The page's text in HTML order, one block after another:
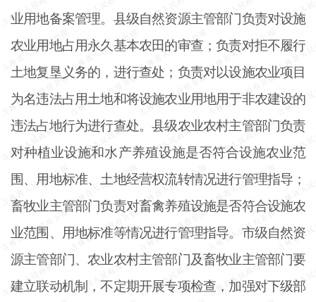
业用地备案管理。县级自然资源主管部门负责对设施
农业用地占用永久基本农田的审查；负责对拒不履行
土地复垦义务的，进行查处；负责对以设施农业项目
为名违法占用土地和将设施农业用地用于非农建设的
违法占地行为进行查处。县级农业农村主管部门负责
对种植业设施和水产养殖设施是否符合设施农业范
围、用地标准、土地经营权流转情况进行管理指导；
畜牧业主管部门负责对畜禽养殖设施是否符合设施农
业范围、用地标准等情况进行管理指导。市级自然资
源主管部门、农业农村主管部门及畜牧业主管部门要
建立联动机制，不定期开展专项检查，加强对下级部